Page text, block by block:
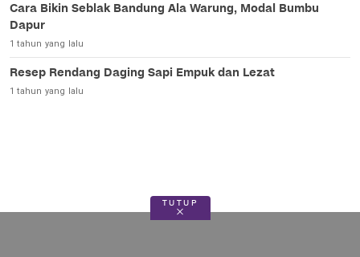
Cara Bikin Seblak Bandung Ala Warung, Modal Bumbu
Dapur
1 tahun yang lalu
Resep Rendang Daging Sapi Empuk dan Lezat
1 tahun yang lalu
TUTUP